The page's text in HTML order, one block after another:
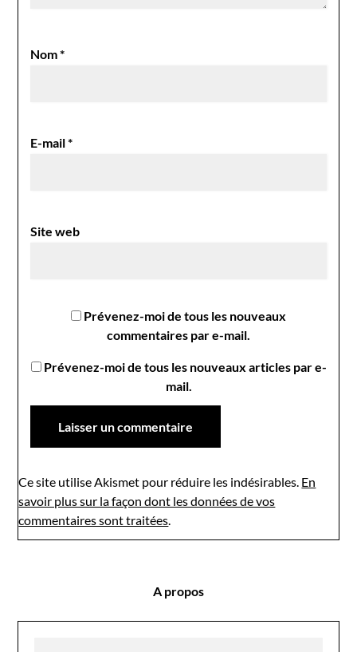
Nom*
E-mail*
Site web
Prévenez-moi de tous les nouveaux
commentaires par e-mail.
Prévenez-moi de tous les nouveaux articles par e-
mail.
Ce site utilise Akismet pour réduire les indésirables. En
savoir plus sur la façon dont les données de vos
commentaires sont traitées.
A propos